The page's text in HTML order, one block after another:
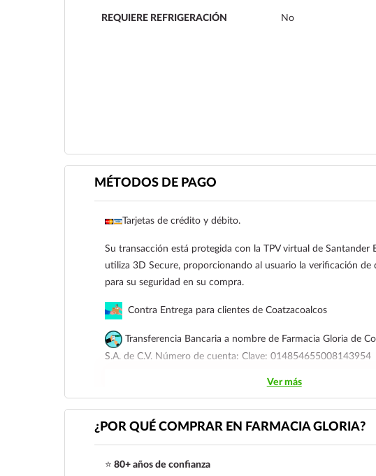
REQUIERE REFRIGERACIÓN No
MÉTODOS DE PAGO
Tarjetas de crédito y débito.
Su transacción está protegida con la TPV virtual de Santander
utiliza 3D Secure, proporcionando al usuario la verificación de
para su seguridad en su compra.
Contra Entrega para clientes de Coatzacoalcos
Transferencia Bancaria a nombre de Farmacia Gloria de
S.A. de C.V. Número de cuenta: Clave: 014854655008143954
Para esta forma de pago el cliente deberá enviar su
siguiente correo electrónico:ecommerce@farmaciagloria.mxo
921 261 8491
Ver más
¿POR QUÉ COMPRAR EN FARMACIA GLORIA?
⭐ 80+ años de confianza